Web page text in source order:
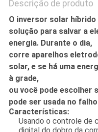
Descrição de produto
O inversor solar
solução para salvar a
energia. Durante o dia,
corre aparelhos
solar, e se há uma
à grade,
ou você pode escolher
pode ser usada no
Características:
Usando o controle de